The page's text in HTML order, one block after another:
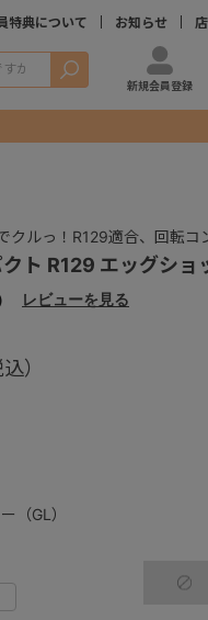
特典について お知らせ
検索
新規会員登録
クルっ！R129適合、回転コ
ト R129 エッグショ
レビューを見る
（GL）